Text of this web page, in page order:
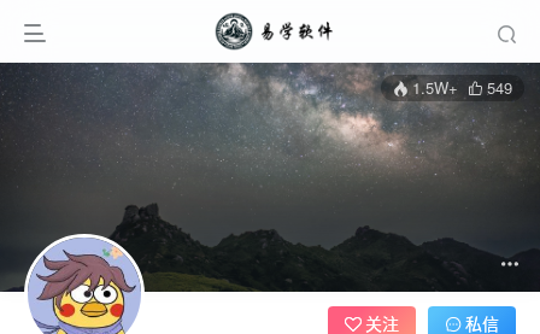
1.5W+ 549
关注 私信